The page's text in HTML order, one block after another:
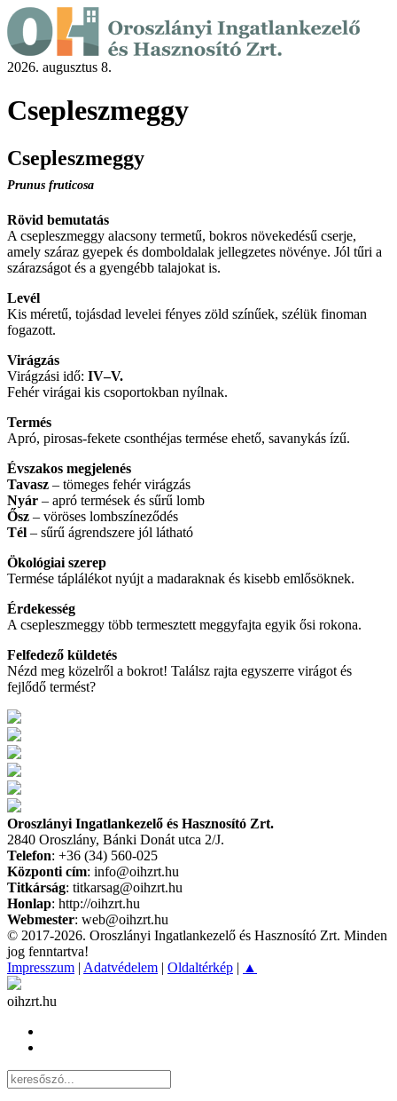
2026. augusztus 8.
Csepleszmeggy
Csepleszmeggy
Prunus fruticosa
Rövid bemutatás
A csepleszmeggy alacsony termetű, bokros növekedésű cserje,
amely száraz gyepek és domboldalak jellegzetes növénye. Jól tűri a
szárazságot és a gyengébb talajokat is.
Levél
Kis méretű, tojásdad levelei fényes zöld színűek, szélük finoman
fogazott.
Virágzás
Virágzási idő: IV–V.
Fehér virágai kis csoportokban nyílnak.
Termés
Apró, pirosas-fekete csonthéjas termése ehető, savanykás ízű.
Évszakos megjelenés
Tavasz – tömeges fehér virágzás
Nyár – apró termések és sűrű lomb
Ősz – vöröses lombszíneződés
Tél – sűrű ágrendszere jól látható
Ökológiai szerep
Termése táplálékot nyújt a madaraknak és kisebb emlősöknek.
Érdekesség
A csepleszmeggy több termesztett meggyfajta egyik ősi rokona.
Felfedező küldetés
Nézd meg közelről a bokrot! Találsz rajta egyszerre virágot és
fejlődő termést?
Oroszlányi Ingatlankezelő és Hasznosító Zrt.
2840 Oroszlány, Bánki Donát utca 2/J.
Telefon: +36 (34) 560-025
Központi cím: info@oihzrt.hu
Titkárság: titkarsag@oihzrt.hu
Honlap: http://oihzrt.hu
Webmester: web@oihzrt.hu
© 2017-2026. Oroszlányi Ingatlankezelő és Hasznosító Zrt. Minden
jog fenntartva!
Impresszum | Adatvédelem | Oldaltérkép | ▲
oihzrt.hu